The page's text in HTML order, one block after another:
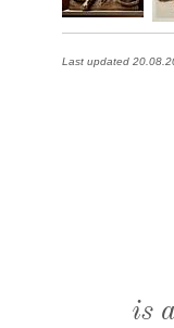
Last updated
is